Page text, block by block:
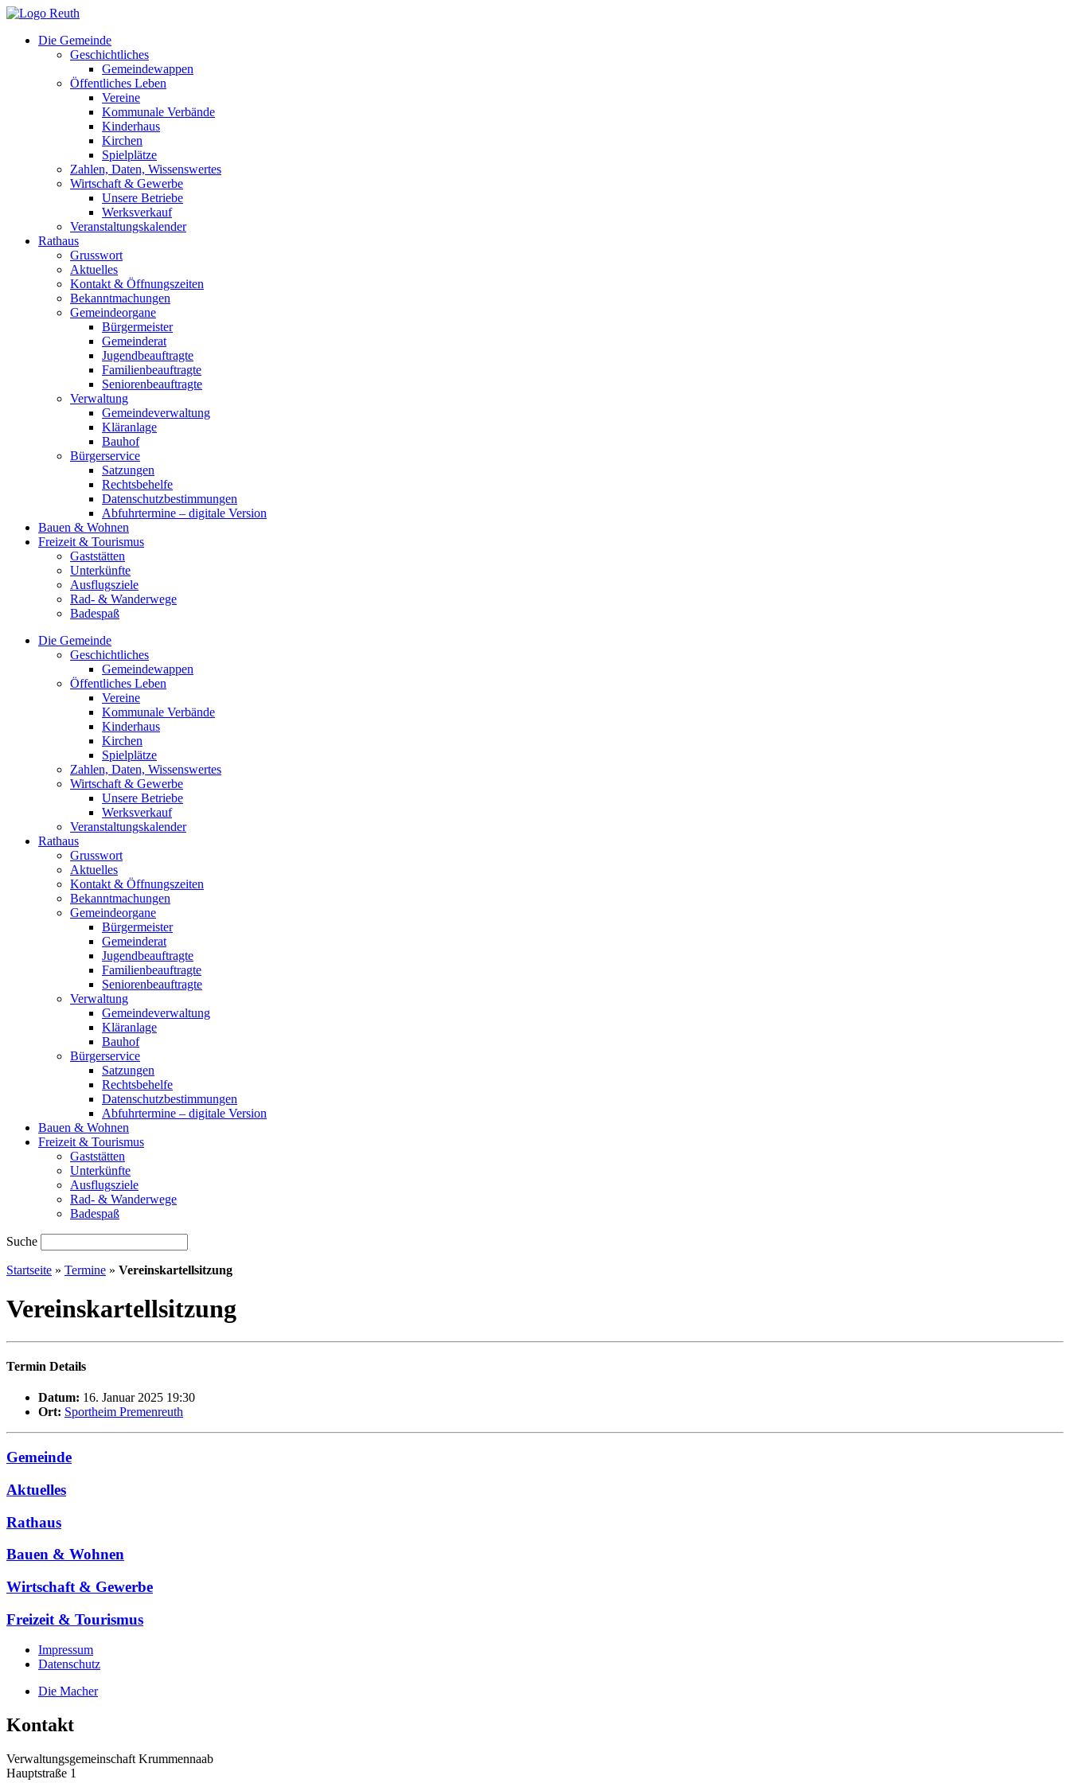
Zum
springenDie Gemeinde
Geschichtliches
Gemeindewappen
Öffentliches Leben
Vereine
Kommunale Verbände
Kinderhaus
Kirchen
Spielplätze
Zahlen, Daten, Wissenswertes
Wirtschaft & Gewerbe
Unsere Betriebe
Werksverkauf
Veranstaltungskalender
Rathaus
Grusswort
Aktuelles
Kontakt & Öffnungszeiten
Bekanntmachungen
Gemeindeorgane
Bürgermeister
Gemeinderat
Jugendbeauftragte
Familienbeauftragte
Seniorenbeauftragte
Verwaltung
Gemeindeverwaltung
Kläranlage
Bauhof
Bürgerservice
Satzungen
Rechtsbehelfe
Datenschutzbestimmungen
Abfuhrtermine – digitale Version
Bauen & Wohnen
Freizeit & Tourismus
Gaststätten
Unterkünfte
Ausflugsziele
Rad- & Wanderwege
Badespaß
Die Gemeinde
Geschichtliches
Gemeindewappen
Öffentliches Leben
Vereine
Kommunale Verbände
Kinderhaus
Kirchen
Spielplätze
Zahlen, Daten, Wissenswertes
Wirtschaft & Gewerbe
Unsere Betriebe
Werksverkauf
Veranstaltungskalender
Rathaus
Grusswort
Aktuelles
Kontakt & Öffnungszeiten
Bekanntmachungen
Gemeindeorgane
Bürgermeister
Gemeinderat
Jugendbeauftragte
Familienbeauftragte
Seniorenbeauftragte
Verwaltung
Gemeindeverwaltung
Kläranlage
Bauhof
Bürgerservice
Satzungen
Rechtsbehelfe
Datenschutzbestimmungen
Abfuhrtermine – digitale Version
Bauen & Wohnen
Freizeit & Tourismus
Gaststätten
Unterkünfte
Ausflugsziele
Rad- & Wanderwege
Badespaß
Suche
Startseite » Termine » Vereinskartellsitzung
Vereinskartellsitzung
Termin Details
Datum: 16. Januar 2025 19:30
Ort: Sportheim Premenreuth
Gemeinde
Aktuelles
Rathaus
Bauen & Wohnen
Wirtschaft & Gewerbe
Freizeit & Tourismus
Impressum
Datenschutz
Die Macher
Kontakt
Verwaltungsgemeinschaft Krummennaab
Hauptstraße 1